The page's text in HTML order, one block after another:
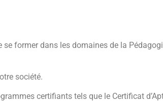
former dans les domaines de la
société.
certifiants tels que le Certificat